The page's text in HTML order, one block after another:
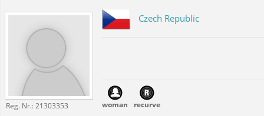
Reg. Nr.:21303353
Czech Republic
woman recurve